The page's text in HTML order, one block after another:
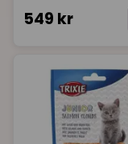
549 kr